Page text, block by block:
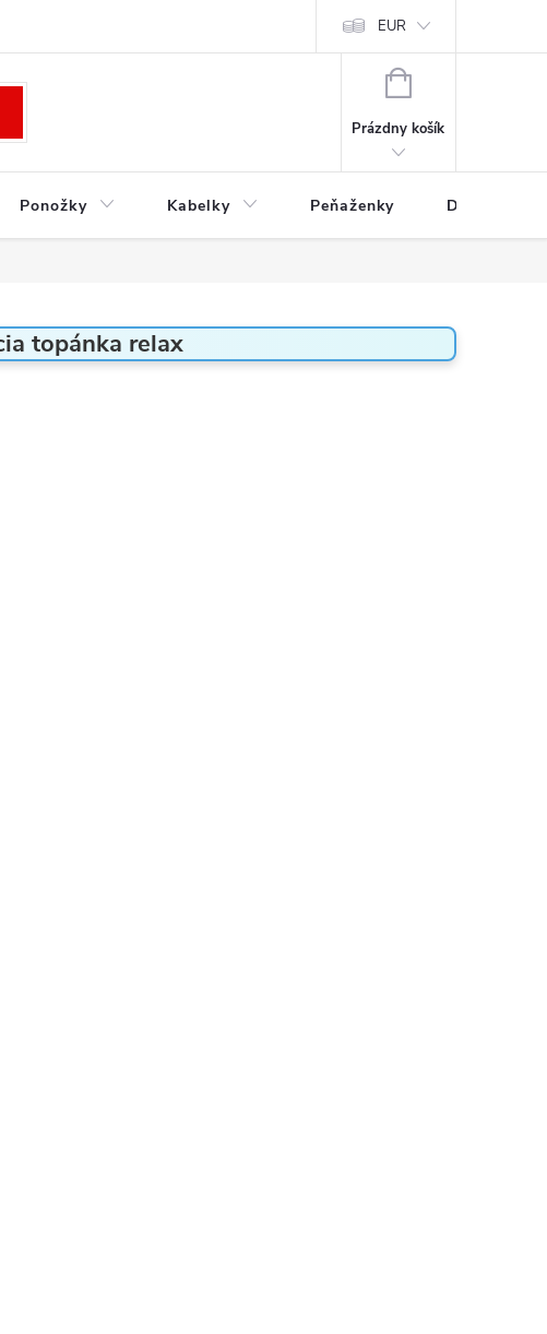
Podmienky ochrany osobných údajov
EUR
NÁKUPNÝ
Prázdny košík
Ponožky Kabelky Peňaženky Drogéria
topánka relax